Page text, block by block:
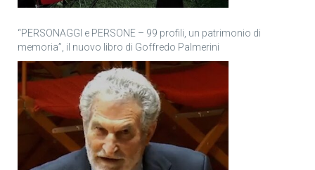
“PERSONAGGI e PERSONE – 99 profili, un patrimonio di
memoria”, il nuovo libro di Goffredo Palmerini